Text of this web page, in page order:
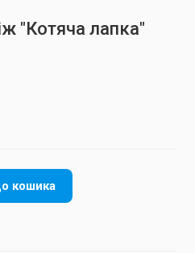
"Котяча лапка"
кошика